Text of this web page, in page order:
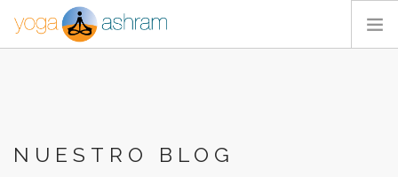
CONTACTA
NUESTRO BLOG